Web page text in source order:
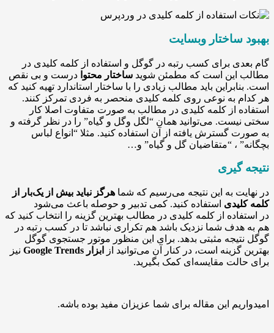
ساختار وبسایت
برای کسب رتبه در گوگل و استفاده از کلمه کلیدی در
این است که مطمئن شویدساختار محتوادرست و بی نقص
باید مطالب زیادی را با ساختار استاندارد تهیه کنید که
به نوعی روی کلمه کلیدی منحصر به فردی تمرکز کنند.
از کلمه کلیدی در مطالب به صورت متفاوت اصلا کار
می‌توانید همان “لگل وگل و گیاه” را در نظر گرفته و
گسترش یافته از آن استفاده کنید. مثلا “انواع لباس
، “متقاضیان گل و گیاه” و…
به این نتیجه می‌رسیم که شما هرگز نباید بیش از یک‌بار از
استفاده کنید. کمی تدبیر و حوصله باعث می‌شود
از کلمه کلیدی در مطالب بهترین گزینه را انتخاب کنید که
شما نزدیک باشد هم تکراری نباشد تا در کسب رتبه در
مثبتی بدهد. برای این منظور موتور جستجوی گوگل
است، در کنار آن می‌توانید ازابزار Google Trends
نیز
مقایسه‌ای کمک بگیرید.
این مقاله برای شما عزیزان مفید بوده باشه.